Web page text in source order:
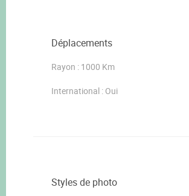
Déplacements
Rayon : 1000 Km
International : Oui
Styles de photo